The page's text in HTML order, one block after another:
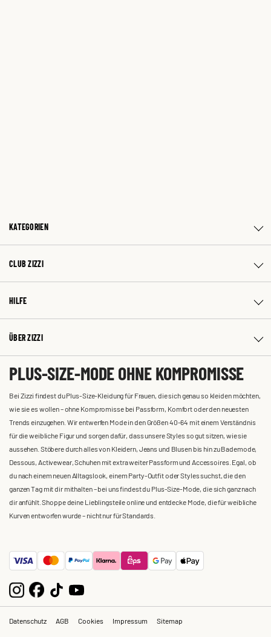
KATEGORIEN
CLUB ZIZZI
HILFE
ÜBER ZIZZI
PLUS-SIZE-MODE OHNE KOMPROMISSE
Bei Zizzi findest du Plus-Size-Kleidung für Frauen, die sich genau so kleiden möchten,
wie sie es wollen – ohne Kompromisse bei Passform, Komfort oder den neuesten
Trends einzugehen. Wir entwerfen Mode in den Größen 40-64 mit einem Verständnis
für die weibliche Figur und sorgen dafür, dass unsere Styles so gut sitzen, wie sie
aussehen. Stöbere durch alles von Kleidern, Jeans und Blusen bis hin zu Bademode,
Dessous, Activewear, Schuhen mit extra weiter Passform und Accessoires. Egal, ob
du nach einem neuen Alltagslook, einem Party-Outfit oder Styles suchst, die den
ganzen Tag mit dir mithalten – bei uns findest du Plus-Size-Mode, die sich ganz nach
dir anfühlt. Shoppe deine Lieblingsteile online und entdecke Mode, die für weibliche
Kurven entworfen wurde – nicht nur für Standards.
Datenschutz AGB Cookies Impressum Sitemap